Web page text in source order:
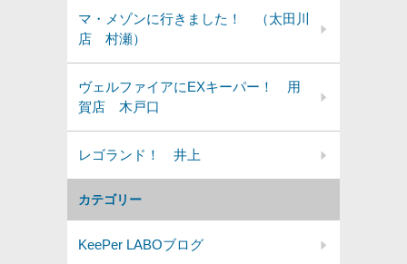
カテゴリー
KeePer LABOブログ
マ・メゾンに行きました！ （太田川
店 村瀬）
ヴェルファイアにEXキーパー！ 用
賀店 木戸口
レゴランド！ 井上